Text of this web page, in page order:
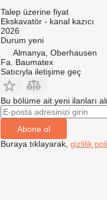
Talep üzerine fiyat
Ekskavatör - kanal kazıcı
2026
Durum yeni
Almanya, Oberhausen
Fa. Baumatex
Satıcıyla iletişime geç
Bu bölüme ait yeni ilanları
Abone ol
Buraya tıklayarak, gizlilik